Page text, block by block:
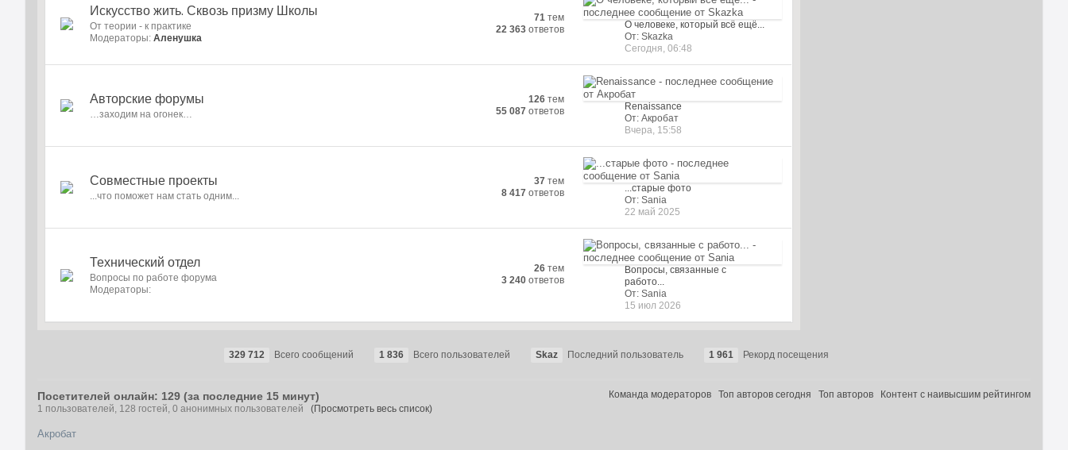
Искусство жить. Сквозь призму Школы
От теории - к практике
Модераторы:Аленушка
71 тем
22 363 ответов
О человеке, который всё ещё...
От: Skazka
Сегодня, 06:48
Авторские форумы
…заходим на огонек…
126 тем
55 087 ответов
Renaissance
От: Акробат
Вчера, 15:58
Совместные проекты
...что поможет нам стать одним...
37 тем
8 417 ответов
...старые фото
От: Sania
22 май 2025
Технический отдел
Вопросы по работе форума
Модераторы:
26 тем
3 240 ответов
Вопросы, связанные с
работо...
От: Sania
15 июл 2026
329 712 Всего сообщений 1 836 Всего пользователей Skaz Последний пользователь 1 961 Рекорд посещения
Команда модераторов Топ авторов сегодня Топ авторов Контент с наивысшим рейтингом
Посетителей онлайн: 129 (за последние 15 минут)
1 пользователей, 128 гостей, 0 анонимных пользователей(Просмотреть весь список)
Акробат